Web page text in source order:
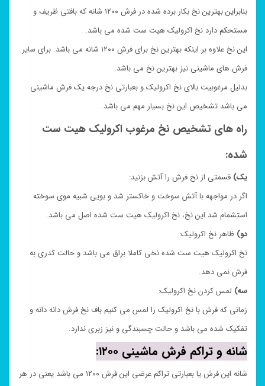
بنابراین بهترین نخ بکار برده شده در فرش ۱۲۰۰ شانه که بافتی ظریف و
مستحکم دارد نخ اکرولیک هیت ست شده می باشد.
این نخ علاوه بر اینکه بهترین نخ برای فرش ۱۲۰۰ شانه می باشد. برای سایر
فرش های ماشینی نیز بهترین نخ می باشد.
بدلیل مرغوبیت بالای نخ اکرولیک و بعبارتی نخ درجه یک فرش ماشینی
می باشد تشخیص این نخ بسیار مهم می باشد.
راه های تشخیص نخ مرغوب اکرولیک هیت ست
شده:
یک) قسمتی از نخ فرش را آتش بزنید:
اگر در مواجهه با آتش سوخت و خاکستر شد و بویی شبیه موی سوخته
استشمام شد این نخ، نخ اکرولیک هیت ست شده اصل می باشد.
دو) ظاهر نخ اکرولیک:
نخ اکرولیک هیت ست شده نخی کاملا براق می باشد و حالت کدری به
فرش نمی دهد.
سه) لمس کردن نخ اکرولیک:
زمانی که فرش با نخ اکرولیک را لمس می کنیم باف نخ فرش دانه دانه و
تفکیک شده می باشد و حالت چسبندگی و نیز زبری ندارد.
شانه و تراکم فرش ماشینی ۱۲۰۰:
شانه این فرش یا بعبارتی تراکم عرضی این فرش ۱۲۰۰ می باشد یعنی در هر